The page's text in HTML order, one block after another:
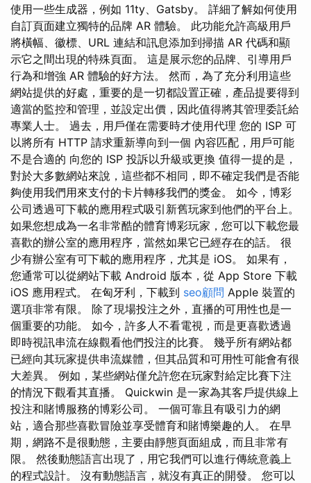
使用一些生成器，例如 11ty、Gatsby。 詳細了解如何使用
自訂頁面建立獨特的品牌 AR 體驗。 此功能允許高級用戶
將橫幅、徽標、URL 連結和訊息添加到掃描 AR 代碼和顯
示它之間出現的特殊頁面。 這是展示您的品牌、引導用戶
行為和增強 AR 體驗的好方法。 然而，為了充分利用這些
網站提供的好處，重要的是一切都設置正確，產品提要得到
適當的監控和管理，並設定出價，因此值得將其管理委託給
專業人士。 過去，用戶僅在需要時才使用代理 您的 ISP 可
以將所有 HTTP 請求重新導向到一個 內容匹配，用戶可能
不是合適的 向您的 ISP 投訴以升級或更換 值得一提的是，
對於大多數網站來說，這些都不相同，即不確定我們是否能
夠使用我們用來支付的卡片轉移我們的獎金。 如今，博彩
公司透過可下載的應用程式吸引新舊玩家到他們的平台上。
如果您想成為一名非常酷的體育博彩玩家，您可以下載您最
喜歡的辦公室的應用程序，當然如果它已經存在的話。 很
少有辦公室有可下載的應用程序，尤其是 iOS。 如果有，
您通常可以從網站下載 Android 版本，從 App Store 下載
iOS 應用程式。 在匈牙利，下載到 seo顧問 Apple 裝置的
選項非常有限。 除了現場投注之外，直播的可用性也是一
個重要的功能。 如今，許多人不看電視，而是更喜歡透過
即時視訊串流在線觀看他們投注的比賽。 幾乎所有網站都
已經向其玩家提供串流媒體，但其品質和可用性可能會有很
大差異。 例如，某些網站僅允許您在玩家對給定比賽下注
的情況下觀看其直播。 Quickwin 是一家為其客戶提供線上
投注和賭博服務的博彩公司。 一個可靠且有吸引力的網
站，適合那些喜歡冒險並享受體育和賭博樂趣的人。 在早
期，網路不是很動態，主要由靜態頁面組成，而且非常有
限。 然後動態語言出現了，用它我們可以進行傳統意義上
的程式設計。 沒有動態語言，就沒有真正的開發。 您可以